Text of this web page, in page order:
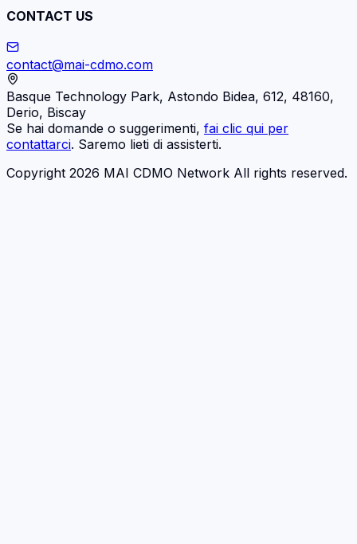
CONTACT US
contact@mai-cdmo.com
Basque Technology Park, Astondo Bidea, 612, 48160,
Derio, Biscay
Se hai domande o suggerimenti, fai clic qui per
contattarci. Saremo lieti di assisterti.
Copyright 2026 MAI CDMO Network All rights reserved.